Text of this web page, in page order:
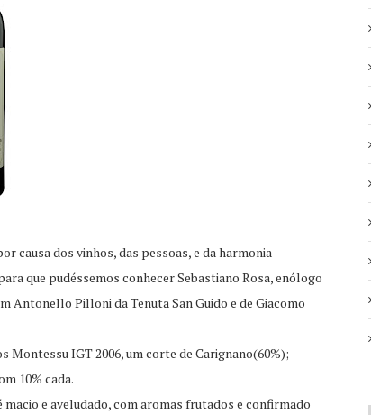
causa dos vinhos, das pessoas, e da harmonia
que pudéssemos conhecer Sebastiano Rosa, enólogo
Antonello Pilloni da Tenuta San Guido e de Giacomo
Montessu IGT 2006, um corte de Carignano(60%);
10% cada.
e aveludado, com aromas frutados e confirmado